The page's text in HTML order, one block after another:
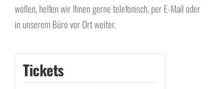
wollen, helfen wir Ihnen gerne telefonisch, per E-Mail oder
in unserem Büro vor Ort weiter.
Tickets